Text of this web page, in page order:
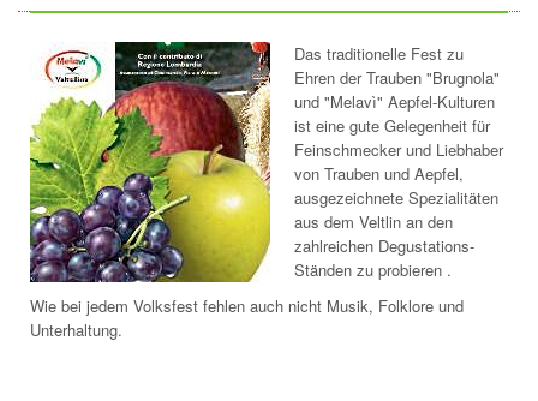
Das traditionelle Fest zu
Ehren der Trauben "Brugnola"
und "Melavì" Aepfel-Kulturen
ist eine gute Gelegenheit für
Feinschmecker und Liebhaber
von Trauben und Aepfel,
ausgezeichnete Spezialitäten
aus dem Veltlin an den
zahlreichen Degustations-
Ständen zu probieren .
Wie bei jedem Volksfest fehlen auch nicht Musik, Folklore und
Unterhaltung.